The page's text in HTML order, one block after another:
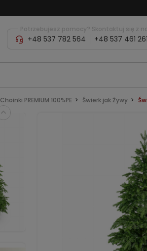
Potrzebujesz pomocy? Skontaktuj się z
+48 537 782 564 +48 537 461 261
Choinki PREMIUM 100%PE Świerk jak Żywy